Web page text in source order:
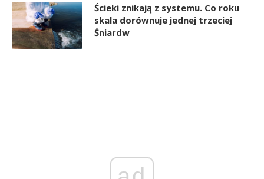
Ścieki znikają z systemu. Co roku
skala dorównuje jednej trzeciej
Śniardw